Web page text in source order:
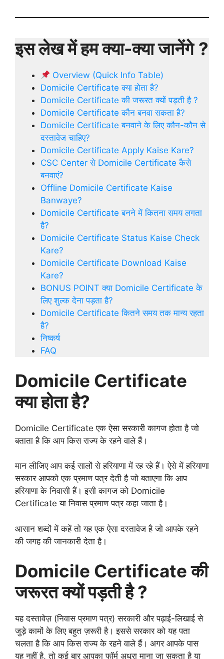
इस लेख में हम क्या-क्या जानेंगे ?
Overview (Quick Info Table)
Domicile Certificate क्या होता है?
Domicile Certificate की जरूरत क्यों पड़ती है ?
Domicile Certificate कौन बनवा सकता है?
Domicile Certificate बनवाने के लिए कौन-कौन से
दस्तावेज चाहिए?
Domicile Certificate Apply Kaise Kare?
CSC Center से Domicile Certificate कैसे
बनवाएं?
Offline Domicile Certificate Kaise
Banwaye?
Domicile Certificate बनने में कितना समय लगता
है?
Domicile Certificate Status Kaise Check
Kare?
Domicile Certificate Download Kaise
Kare?
BONUS POINT क्या Domicile Certificate के
लिए शुल्क देना पड़ता है?
Domicile Certificate कितने समय तक मान्य रहता
है?
निष्कर्ष
FAQ
Domicile Certificate
क्या होता है?
Domicile Certificate एक ऐसा सरकारी कागज होता है जो
बताता है कि आप किस राज्य के रहने वाले हैं।
मान लीजिए आप कई सालों से हरियाणा में रह रहे हैं। ऐसे में हरियाणा
सरकार आपको एक प्रमाण पत्र देती है जो बताएगा कि आप
हरियाणा के निवासी हैं। इसी कागज को Domicile
Certificate या निवास प्रमाण पत्र कहा जाता है।
आसान शब्दों में कहें तो यह एक ऐसा दस्तावेज है जो आपके रहने
की जगह की जानकारी देता है।
Domicile Certificate की
जरूरत क्यों पड़ती है ?
यह दस्तावेज़ (निवास प्रमाण पत्र) सरकारी और पढ़ाई-लिखाई से
जुड़े कामों के लिए बहुत ज़रूरी है। इससे सरकार को यह पता
चलता है कि आप किस राज्य के रहने वाले हैं। अगर आपके पास
यह नहीं है, तो कई बार आपका फॉर्म अधूरा माना जा सकता है या